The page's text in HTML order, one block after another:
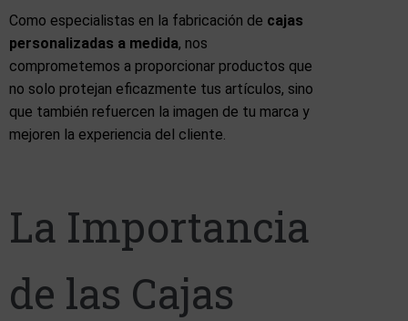
Como especialistas en la fabricación de cajas
personalizadas a medida, nos
comprometemos a proporcionar productos que
no solo protejan eficazmente tus artículos, sino
que también refuercen la imagen de tu marca y
mejoren la experiencia del cliente.
La Importancia
de las Cajas